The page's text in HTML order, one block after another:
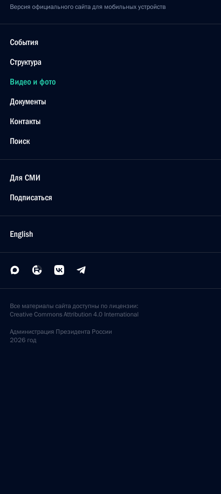
Версия официального сайта для мобильных устройств
События
Структура
Видео и фото
Документы
Контакты
Поиск
Для СМИ
Подписаться
English
Все материалы сайта доступны по лицензии:
Creative Commons Attribution 4.0 International
Администрация Президента России
2026 год